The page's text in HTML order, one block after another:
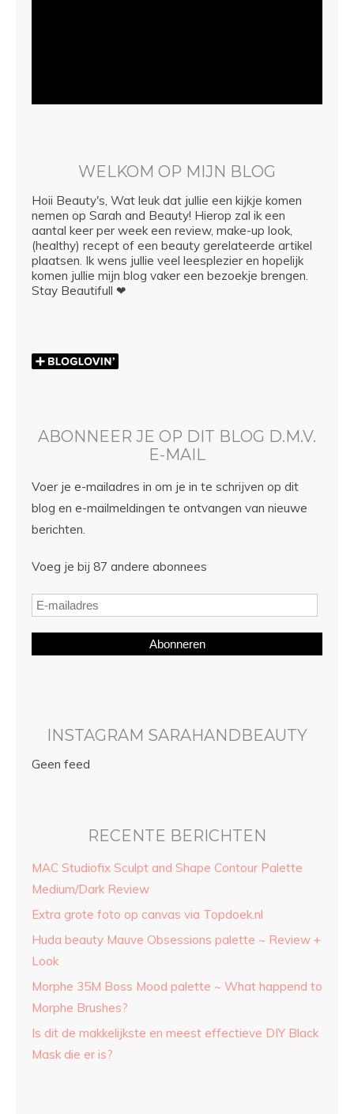
WELKOM OP MIJN BLOG
Hoii Beauty's, Wat leuk dat jullie een kijkje komen
nemen op Sarah and Beauty! Hierop zal ik een
aantal keer per week een review, make-up look,
(healthy) recept of een beauty gerelateerde artikel
plaatsen. Ik wens jullie veel leesplezier en hopelijk
komen jullie mijn blog vaker een bezoekje brengen.
Stay Beautifull ❤
ABONNEER JE OP DIT BLOG D.M.V.
E-MAIL
Voer je e-mailadres in om je in te schrijven op dit
blog en e-mailmeldingen te ontvangen van nieuwe
berichten.
Voeg je bij 87 andere abonnees
Abonneren
INSTAGRAM SARAHANDBEAUTY
Geen feed
RECENTE BERICHTEN
MAC Studiofix Sculpt and Shape Contour Palette
Medium/Dark Review
Extra grote foto op canvas via Topdoek.nl
Huda beauty Mauve Obsessions palette ~ Review +
Look
Morphe 35M Boss Mood palette ~ What happend to
Morphe Brushes?
Is dit de makkelijkste en meest effectieve DIY Black
Mask die er is?